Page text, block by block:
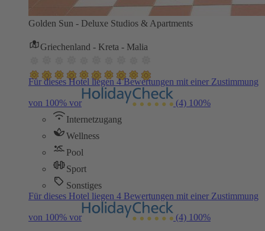
Golden Sun - Deluxe Studios & Apartments
Griechenland - Kreta - Malia
Für dieses Hotel liegen 4 Bewertungen mit einer Zustimmung
von 100% vor (4) 100%
Internetzugang
Wellness
Pool
Sport
Sonstiges
Für dieses Hotel liegen 4 Bewertungen mit einer Zustimmung
von 100% vor (4) 100%